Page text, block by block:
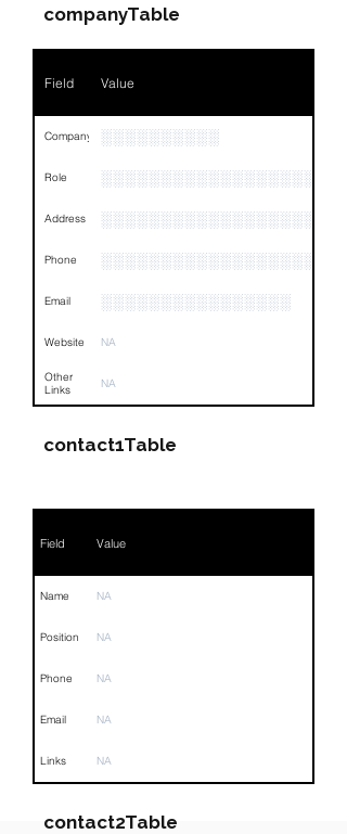
Position
Phone NA
Email
Links
companyTable
Field Value
Company ░░░░░░░░░░
Role
Address
Phone
Email ░░░░░░░░░░░░░░░░
Website NA
Other
Links
NA
contact1Table
Field Value
Name NA
Position NA
Phone NA
Email NA
Links NA
contact2Table